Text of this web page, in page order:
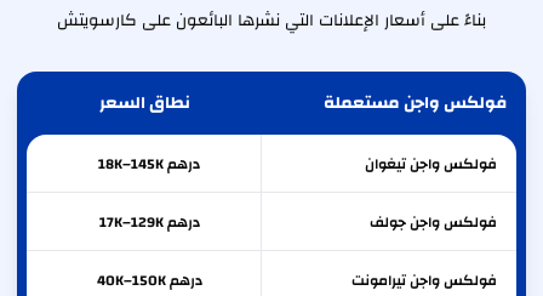
بناءً على أسعار الإعلانات التي نشرها البائعون على كارسويتش
فولكس واجن مستعملة نطاق السعر
فولكس واجنتيغوان درهم 18K–145K
فولكس واجنجولف درهم 17K–129K
فولكس واجنتيرامونت درهم 40K–150K